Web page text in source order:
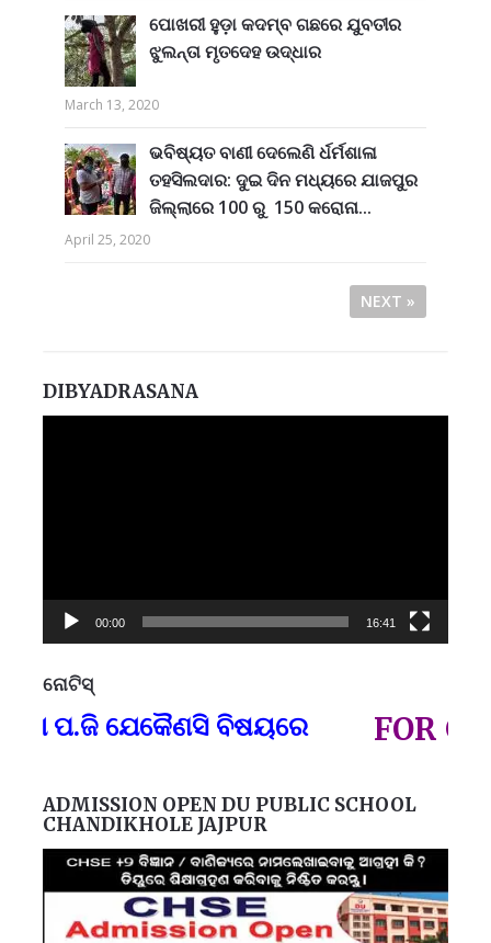
ପୋଖରୀ ହୁଡ଼ା କଦମ୍ବ ଗଛରେ ଯୁବତୀର
ଝୁଲନ୍ତା ମୃତଦେହ ଉଦ୍ଧାର
March 13, 2020
ଭବିଷ୍ୟତ ବାଣୀ ଦେଲେଣି ର୍ଧର୍ମଶାଳା
ତହସିଲଦାର: ଦୁଇ ଦିନ ମଧ୍ୟରେ ଯାଜପୁର
ଜିଲ୍ଲାରେ 100 ରୁ 150 କରୋନା...
April 25, 2020
NEXT »
DIBYADRASANA
00:00 16:41
ନୋଟିସ୍
ଯେକୈଣସି ବିଷୟରେ FOR GOVT
ADMISSION OPEN DU PUBLIC SCHOOL
CHANDIKHOLE JAJPUR